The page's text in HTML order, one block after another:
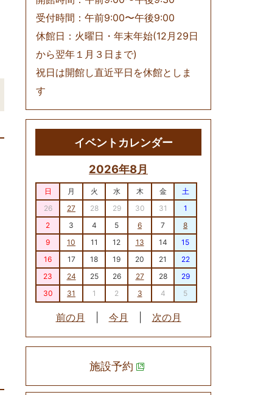
受付時間：午前9:00〜午後9:00
休館日：火曜日・年末年始(12月29日
から翌年１月３日まで)
祝日は開館し直近平日を休館としま
す
イベントカレンダー
2026年8月
日 月 火 水 木 金
土
26
27 28 29 30 31
1
2
3 4 5 6 7
8
9
10 11 12 13 14
15
16
17 18 19 20 21
22
23
24 25 26 27 28
29
30
31 1 2 3 4 5
前の月 今月 次の月
施設予約